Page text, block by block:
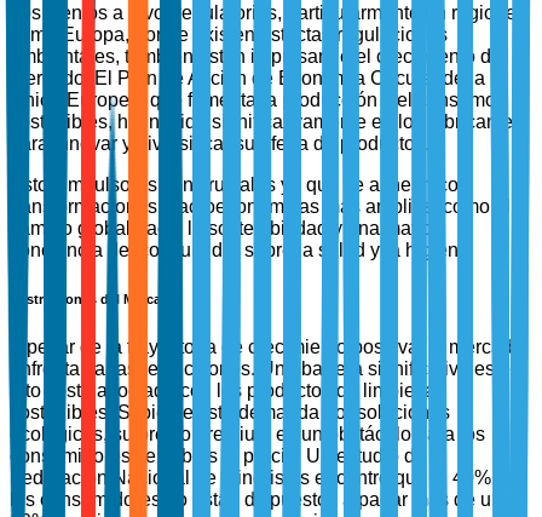
Los vientos a favor regulatorios, particularmente en regiones
como Europa, donde existen estrictas regulaciones
ambientales, también están impulsando el crecimiento del
mercado. El Plan de Acción de Economía Circular de la
Unión Europea, que fomenta la producción y el consumo
sostenibles, ha influido significativamente en los fabricantes
para innovar y diversificar su oferta de productos.
Estos impulsores son cruciales ya que se alinean con
transformaciones macroeconómicas más amplias, como el
cambio global hacia la sostenibilidad y una mayor
conciencia del consumidor sobre la salud y la higiene.
Restricciones del Mercado
A pesar de la trayectoria de crecimiento positiva, el mercado
enfrenta varias restricciones. Una barrera significativa es el
alto costo asociado con los productos de limpieza
sostenibles. Si bien existe demanda por soluciones
ecológicas, su precio premium es un obstáculo para los
consumidores sensibles al precio. Un estudio de la
Federación Nacional de Minoristas encontró que el 40% de
los consumidores no están dispuestos a pagar más de un